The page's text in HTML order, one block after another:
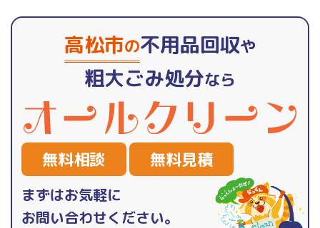
高松市の不用品回収や
粗大ごみ処分なら
無料相談 無料見積
まずはお気軽に
お問い合わせください。